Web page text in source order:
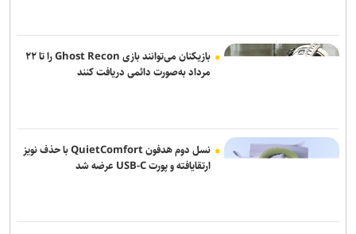
بازیکنان می‌توانند بازی Ghost Recon را تا ۲۲
مرداد به‌صورت دائمی دریافت کنند
نسل دوم هدفون QuietComfort با حذف نویز
ارتقایافته و پورت USB-C عرضه شد